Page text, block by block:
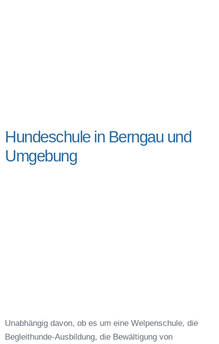
Hundeschule in Berngau und
Umgebung
Unabhängig davon, ob es um eine Welpenschule, die
Begleithunde-Ausbildung, die Bewältigung von